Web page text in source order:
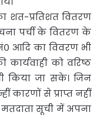
शत-प्रतिशत वितरण
पर्ची के वितरण के
आदि का विवरण भी
को वरिष्ठ
किया जा सके। जिन
कारणों से प्राप्त नहीं
सूची में अपना